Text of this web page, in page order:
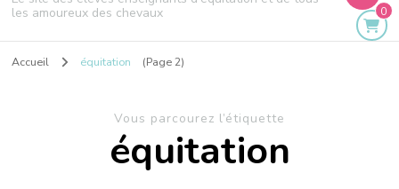
les amoureux des chevaux
0
Accueil équitation (Page 2)
Vous parcourez l’étiquette
équitation